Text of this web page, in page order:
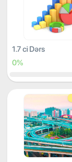
1.7 ci Dərs
0%